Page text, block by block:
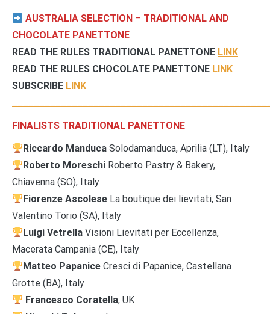
AUSTRALIA SELECTION – TRADITIONAL AND
CHOCOLATE PANETTONE
READ THE RULES TRADITIONAL PANETTONE LINK
READ THE RULES CHOCOLATE PANETTONE LINK
SUBSCRIBE LINK
FINALISTS TRADITIONAL PANETTONE
Riccardo ManducaSolodamanduca, Aprilia (LT), Italy
Roberto Moreschi Roberto Pastry & Bakery,
Chiavenna (SO), Italy
Fiorenze Ascolese La boutique dei lievitati, San
Valentino Torio (SA), Italy
Luigi Vetrella Visioni Lievitati per Eccellenza,
Macerata Campania (CE), Italy
Matteo Papanice Cresci di Papanice, Castellana
Grotte (BA), Italy
Francesco Coratella, UK